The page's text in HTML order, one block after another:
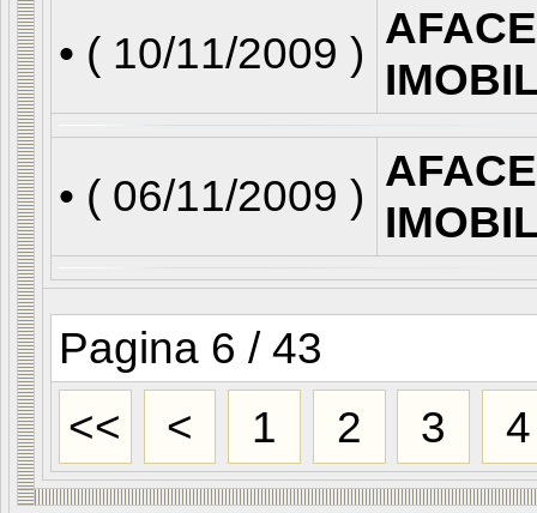
• ( 10/11/2009 )
• ( 06/11/2009 )
Pagina 6 / 43
<<
< 1 2 3 4